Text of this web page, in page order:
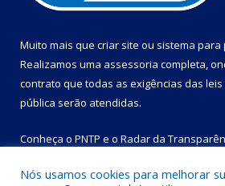
Muito mais que criar site ou sistema
Realizamos uma assessoria completa,
contrato que todas as exigências das leis
pública serão atendidas.
Conheça o PNTP e o Radar da
Nós usamos cookies para melhorar